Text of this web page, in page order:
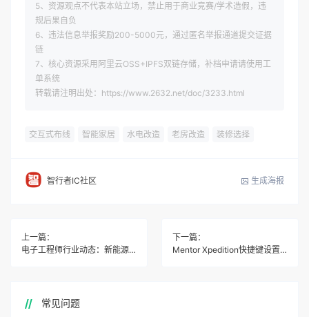
5、资源观点不代表本站立场，禁止用于商业竞赛/学术造假，违
规后果自负
6、违法信息举报奖励200-5000元，通过匿名举报通道提交证据
链
7、核心资源采用阿里云OSS+IPFS双链存储，补档申请请使用工
单系统
转载请注明出处：https://www.2632.net/doc/3233.html
交互式布线 智能家居 水电改造 老房改造 装修选择
智行者IC社区 生成海报
上一篇：
电子工程师行业动态：新能源汽车电子架构剧变，AI重塑硬件设计
下一篇：
Mentor Xpedition快捷键设置教程 原理图PCB设计效率翻倍
常见问题